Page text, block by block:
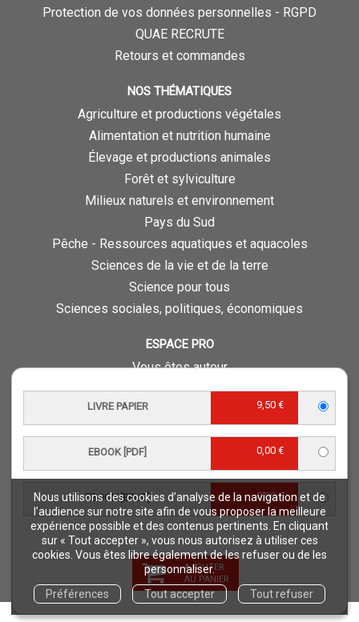
Nous utilisons des cookies d’analyse de la navigation et de
l’audience sur notre site afin de vous proposer la meilleure
expérience possible et des contenus pertinents. En cliquant
sur « Tout accepter », vous nous autorisez à utiliser ces
cookies. Vous êtes libre également de les refuser ou de les
personnaliser.
Préférences
Tout accepter Tout refuser
LIVRE PAPIER 9,50 €
EBOOK [PDF] 0,00 €
EBOOK [EPUB] 0,00 €
AJOUTER
AU PANIER
Protection de vos données personnelles - RGPD
QUAE RECRUTE
Retours et commandes
NOS THÉMATIQUES
Agriculture et productions végétales
Alimentation et nutrition humaine
Élevage et productions animales
Forêt et sylviculture
Milieux naturels et environnement
Pays du Sud
Pêche - Ressources aquatiques et aquacoles
Sciences de la vie et de la terre
Science pour tous
Sciences sociales, politiques, économiques
ESPACE PRO
Vous êtes auteur
Vous êtes journaliste
Vous êtes libraire
Foreign rights
Procédure d'évaluation
NOTRE SITE
Quae © 2018
Mentions légales
Déclaration d'accessibilité